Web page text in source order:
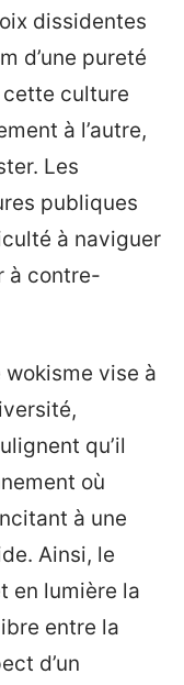
dissidentes
d’une pureté
culture
à l’autre,
Les
publiques
à naviguer
à contre-
vise à
qu’il
où
à une
Ainsi, le
en lumière la
entre la
d’un